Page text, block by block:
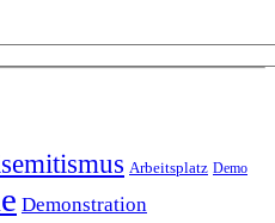
Arbeitsplatz Demo
Demonstration